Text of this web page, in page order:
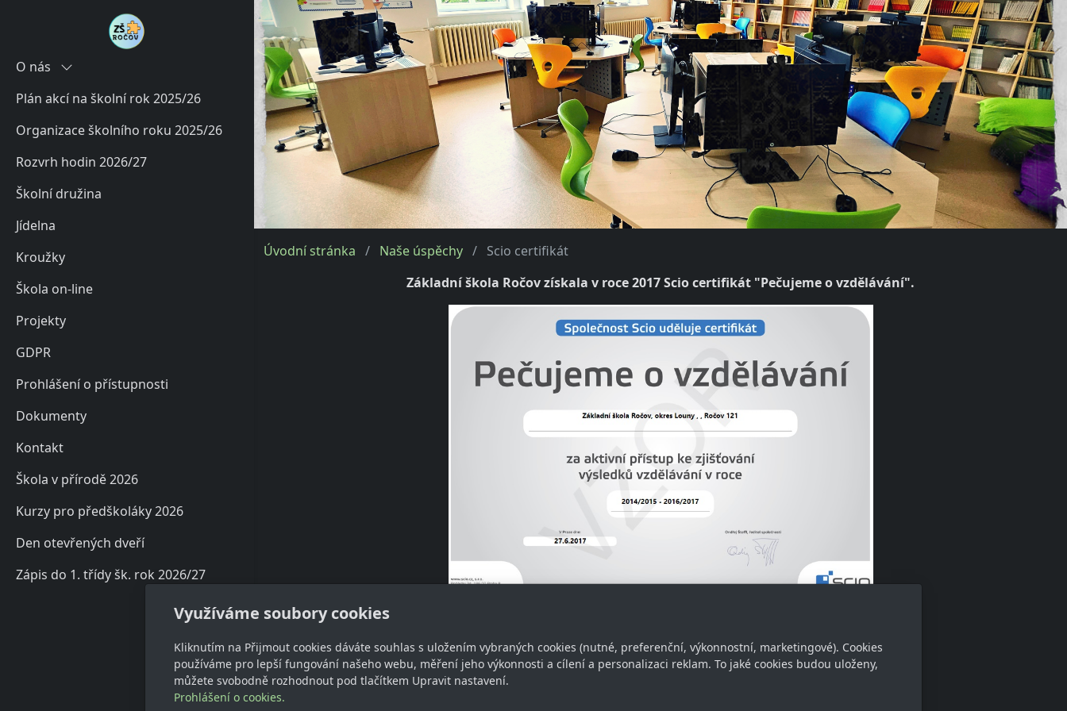
O nás
Historie
Současnost
Charakteristika školy
Poradenské služby školy
Plán akcí na školní rok 2025/26
Organizace školního roku 2025/26
Rozvrh hodin 2026/27
Školní družina
Jídelna
Kroužky
Škola on-line
Projekty
GDPR
Prohlášení o přístupnosti
Dokumenty
Kontakt
Škola v přírodě 2026
Kurzy pro předškoláky 2026
Den otevřených dveří
Zápis do 1. třídy šk. rok 2026/27
Úvodní stránka Naše úspěchy
Scio certifikát
Základní škola Ročov získala v roce 2017 Scio certifikát "Pečujeme o vzdělávání".
Využíváme soubory cookies
Kliknutím na Přijmout cookies dáváte souhlas s uložením vybraných cookies (nutné, preferenční, výkonnostní, marketingové). Cookies
používáme pro lepší fungování našeho webu, měření jeho výkonnosti a cílení a personalizaci reklam. To jaké cookies budou uloženy,
můžete svobodně rozhodnout pod tlačítkem Upravit nastavení.
Prohlášení o cookies.